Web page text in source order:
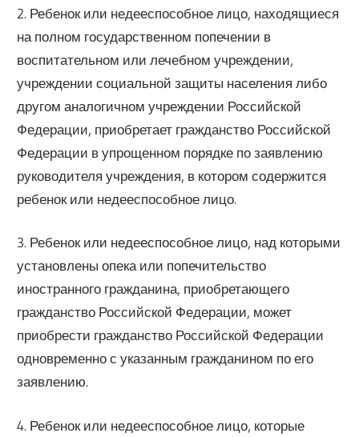
2. Ребенок или недееспособное лицо, находящиеся
на полном государственном попечении в
воспитательном или лечебном учреждении,
учреждении социальной защиты населения либо
другом аналогичном учреждении Российской
Федерации, приобретает гражданство Российской
Федерации в упрощенном порядке по заявлению
руководителя учреждения, в котором содержится
ребенок или недееспособное лицо.
3. Ребенок или недееспособное лицо, над которыми
установлены опека или попечительство
иностранного гражданина, приобретающего
гражданство Российской Федерации, может
приобрести гражданство Российской Федерации
одновременно с указанным гражданином по его
заявлению.
4. Ребенок или недееспособное лицо, которые